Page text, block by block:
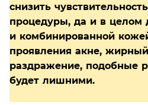
снизить
процедуры, да и в
и комбинированной
проявления акне,
раздражение, подобные
будет лишними.